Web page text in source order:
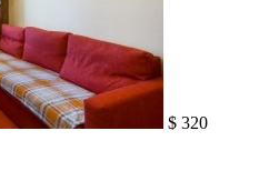
$ 320